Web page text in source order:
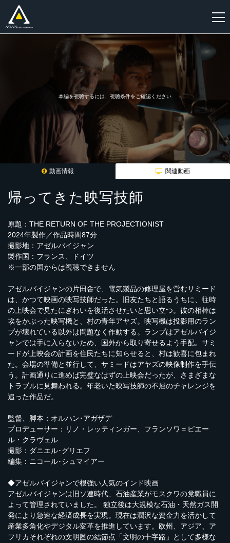
本編を視聴するには、視聴条件をご確認ください
動画情報 関連動画
帰ってきた映写技師
原題：THE RETURN OF THE PROJECTIONIST
2024年製作／作品時間87分
撮影地：アゼルバイジャン
製作国：フランス、ドイツ
※一部の国からは視聴できません
アゼルバイジャンの片田舎で、電気製品の修理屋を営むサミード
は、かつて映画の映写技師だった。旧友たちと語るうちに、往時
の上映会で見たにぎわいを復活させたいと思い立つ。彼の相棒は
埃をかぶった映写機と、村の青年アヤズ。映写機は投影用のラン
プが壊れている以外は問題なく作動する。ランプはアゼルバイジ
ャンでは手に入らないため、国外から取り寄せるよう手配。サミ
ードが上映会の計画を住民たちに知らせると、村は歓喜に包まれ
た。会場の準備と並行して、サミードはアヤズの映像制作を手伝
う。計画通りに進めば完璧なはずの上映会だったが、さまざまな
トラブルに見舞われる。年老いた映写技師の不屈のチャレンジを
追った作品だ。
監督、脚本：オルハン･アガザデ
プロデューサー：リノ・レッティンガー、フランソワ＝ピエー
ル・クラヴェル
撮影：ダニエル･グリエフ
編集：ニコール･シュマイアー
◆アゼルバイジャンで根強い人気のインド映画
アゼルバイジャンは旧ソ連時代、石油産業がモスクワの党職員に
よって管理されていました。 独立後は大規模な石油・天然ガス開
発により急速な経済成長を実現。現在は潤沢な資金力を活かして
産業多角化やデジタル変革を推進しています。欧州、アジア、ア
フリカそれぞれの文明圏の結節点「文明の十字路」として多様な